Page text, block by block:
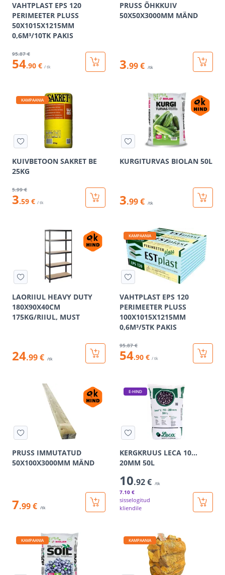
VAHTPLAST EPS 120
PERIMEETER PLUSS
50X1015X1215MM
0,6M³/10TK PAKIS
95.87 €
54.90 € / tk
PRUSS ÕHKKUIV
50X50X3000MM MÄND
3.99 € /tk
KAMPAANIA
KUIVBETOON SAKRET BE
25KG
5.99 €
3.59 € / tk
KURGITURVAS BIOLAN 50L
3.99 € /tk
LAORIIUL HEAVY DUTY
180X90X40CM
175KG/RIIUL, MUST
24.99 € /tk
KAMPAANIA
VAHTPLAST EPS 120
PERIMEETER PLUSS
100X1015X1215MM
0,6M³/5TK PAKIS
95.87 €
54.90 € / tk
PRUSS IMMUTATUD
50X100X3000MM MÄND
7.99 € /tk
E-HIND
KERGKRUUS LECA 10…
20MM 50L
10.92 € /tk
7.10 €
sisselogitud
kliendile
KAMPAANIA KAMPAANIA